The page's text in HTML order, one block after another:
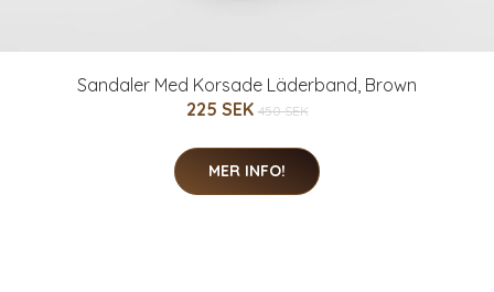
Sandaler Med Korsade Läderband, Brown
225 SEK 450 SEK
MER INFO!